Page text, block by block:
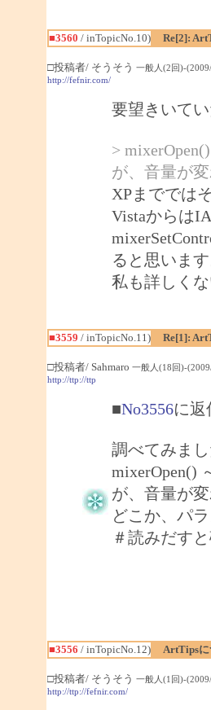
■3560 / inTopicNo.10) Re[2]:
□投稿者/ そうそう 一般人(2回)-
http://fefnir.com/
要望きいて
>
が、音量が変
XPまででは
Vistaからは
ると思います
私も詳しく
■3559 / inTopicNo.11) Re[1]:
□投稿者/ Sahmaro 一般人(18回)-
http://ttp://ttp
■No3556に返
調べてみま
mixerOpen()
が、音量が変
どこか、パ
＃読みだす
■3556 / inTopicNo.12) ArtTipsに
□投稿者/ そうそう 一般人(1回)-
http://ttp://fefnir.com/